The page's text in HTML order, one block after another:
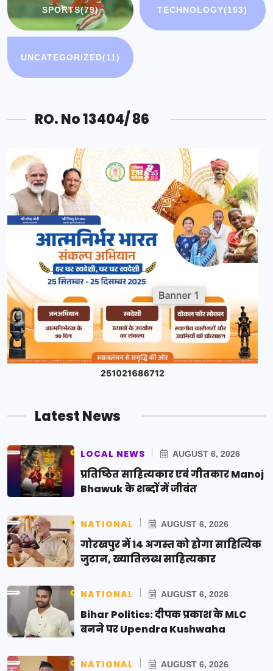
SPORTS(79) TECHNOLOGY(193)
UNCATEGORIZED(11)
RO. No 13404/ 86
Latest News
LOCAL NEWS AUGUST 6, 2026
प्रतिष्ठित साहित्यकार एवं गीतकार Manoj
Bhawuk के शब्दों में जीवंत
NATIONAL AUGUST 6, 2026
गोरखपुर में 14 अगस्त को होगा साहित्यिक
जुटान, ख्यातिलब्ध साहित्यकार
NATIONAL AUGUST 6, 2026
Bihar Politics: दीपक प्रकाश के MLC
बनने पर Upendra Kushwaha
NATIONAL AUGUST 6, 2026